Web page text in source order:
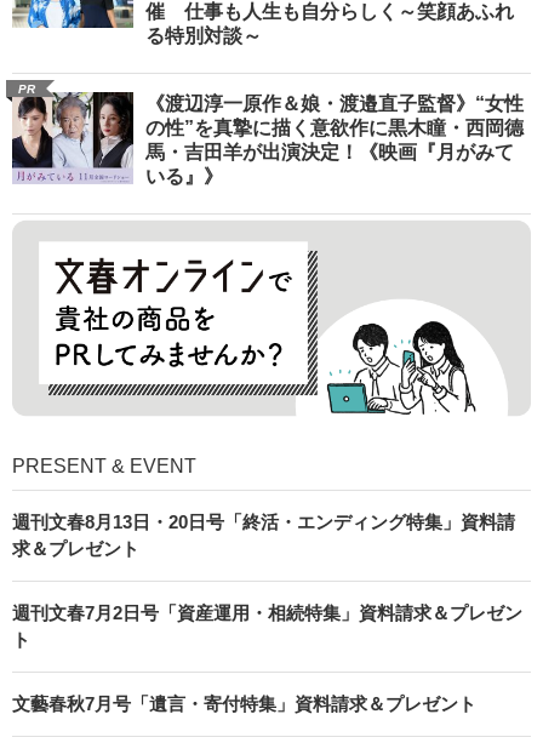
催 仕事も人生も自分らしく～笑顔あふれ
る特別対談～
PR
《渡辺淳一原作＆娘・渡邉直子監督》“女性
の性”を真摯に描く意欲作に黒木瞳・西岡德
馬・吉田羊が出演決定！《映画『月がみて
いる』》
PRESENT & EVENT
週刊文春8月13日・20日号「終活・エンディング特集」資料請
求＆プレゼント
週刊文春7月2日号「資産運用・相続特集」資料請求＆プレゼン
ト
文藝春秋7月号「遺言・寄付特集」資料請求＆プレゼント